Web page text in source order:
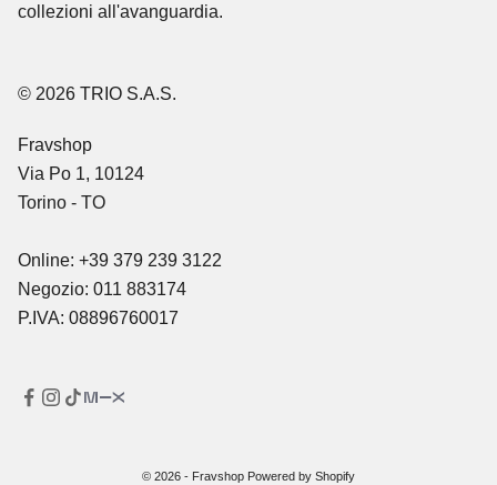
collezioni all'avanguardia.
© 2026 TRIO S.A.S.
Fravshop
Via Po 1, 10124
Torino - TO
Online: +39 379 239 3122
Negozio: 011 883174
P.IVA: 08896760017
© 2026 - Fravshop Powered by Shopify